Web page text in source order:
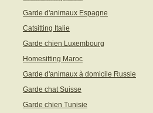
Garde d'animaux Espagne
Catsitting Italie
Garde chien Luxembourg
Homesitting Maroc
Garde d'animaux à domicile Russie
Garde chat Suisse
Garde chien Tunisie